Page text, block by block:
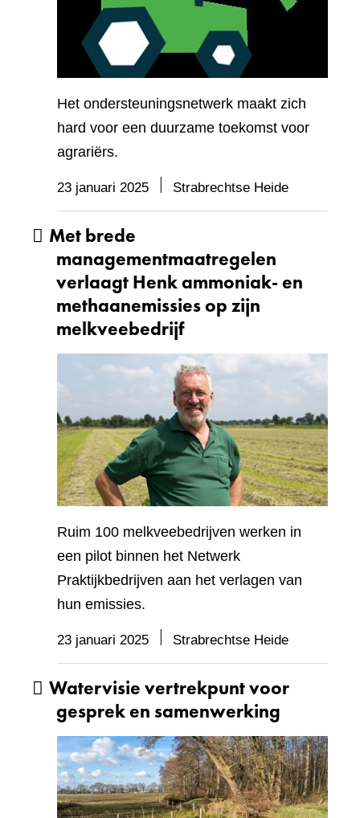
Het ondersteuningsnetwerk maakt zich
hard voor een duurzame toekomst voor
agrariërs.
23 januari 2025 Strabrechtse Heide
Met brede
managementmaatregelen
verlaagt Henk ammoniak- en
methaanemissies op zijn
melkveebedrijf
Ruim 100 melkveebedrijven werken in
een pilot binnen het Netwerk
Praktijkbedrijven aan het verlagen van
hun emissies.
23 januari 2025 Strabrechtse Heide
Watervisie vertrekpunt voor
gesprek en samenwerking